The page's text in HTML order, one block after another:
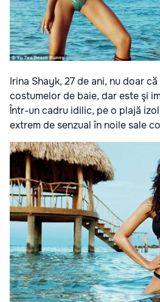
Irina Shayk, 27 de ani, nu doar
costumelor de baie, dar este şi
Într-un cadru idilic, pe o plajă
extrem de senzual în noile sale